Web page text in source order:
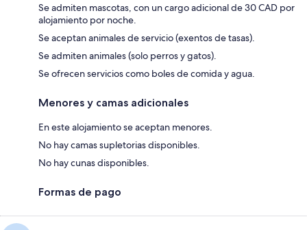
Se admiten mascotas, con un cargo adicional de 30 CAD por
alojamiento por noche.
Se aceptan animales de servicio (exentos de tasas).
Se admiten animales (solo perros y gatos).
Se ofrecen servicios como boles de comida y agua.
Menores y camas adicionales
En este alojamiento se aceptan menores.
No hay camas supletorias disponibles.
No hay cunas disponibles.
Formas de pago